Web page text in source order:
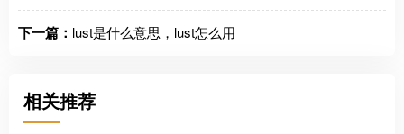
下一篇： lust是什么意思，lust怎么用
相关推荐